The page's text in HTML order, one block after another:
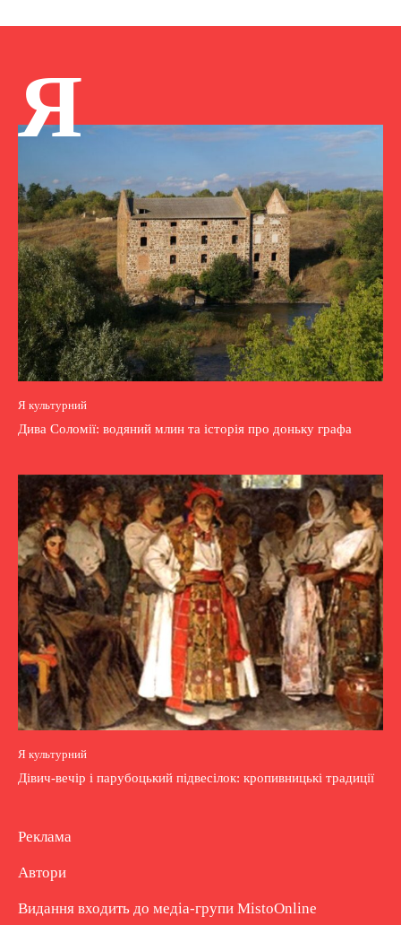
Я
Я культурний
Дива Соломії: водяний млин та історія про доньку графа
Я культурний
Дівич-вечір і парубоцький підвесілок: кропивницькі традиції
Реклама
Автори
Видання входить до медіа-групи MistoOnline